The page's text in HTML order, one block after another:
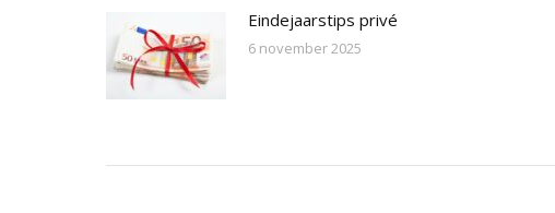
Eindejaarstips privé
6 november 2025